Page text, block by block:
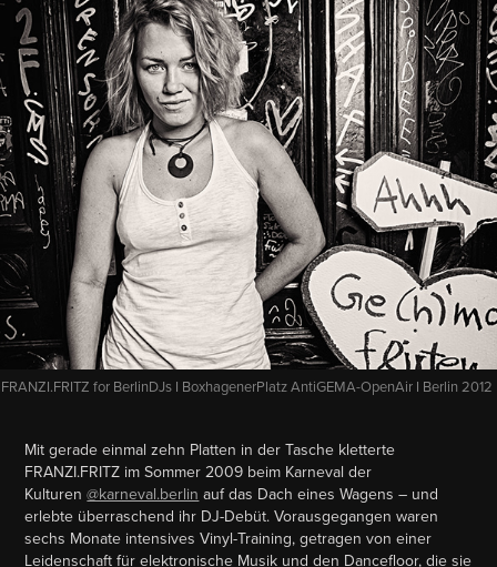
FRANZI.FRITZ for BerlinDJs I BoxhagenerPlatz AntiGEMA-OpenAir I Berlin 2012
Mit gerade einmal zehn Platten in der Tasche kletterte
FRANZI.FRITZ im Sommer 2009 beim Karneval der
Kulturen@karneval.berlin auf das Dach eines Wagens – und
erlebte überraschend ihr DJ-Debüt. Vorausgegangen waren
sechs Monate intensives Vinyl-Training, getragen von einer
Leidenschaft für elektronische Musik und den Dancefloor, die sie